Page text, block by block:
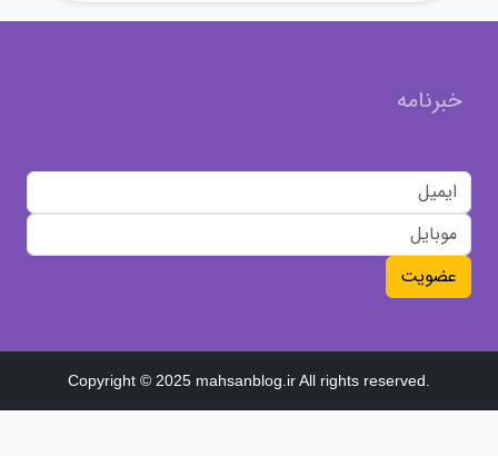
خبرنامه
عضویت
Copyright © 2025 mahsanblog.ir All rights reserved.